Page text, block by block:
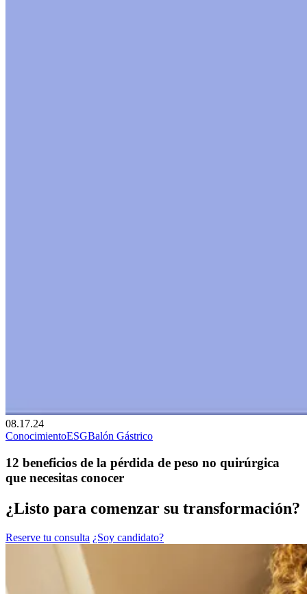
08.17.24
ConocimientoESGBalón Gástrico
12 beneficios de la pérdida de peso no quirúrgica
que necesitas conocer
¿Listo para comenzar su transformación?
Reserve tu consulta ¿Soy candidato?